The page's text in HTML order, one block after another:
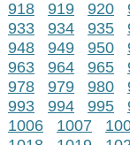
918
919 920
933
934 935
948
949 950
963
964 965
978
979 980
993
994 995
1006
1007